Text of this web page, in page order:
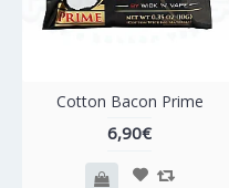
Cotton Bacon Prime
6,90€